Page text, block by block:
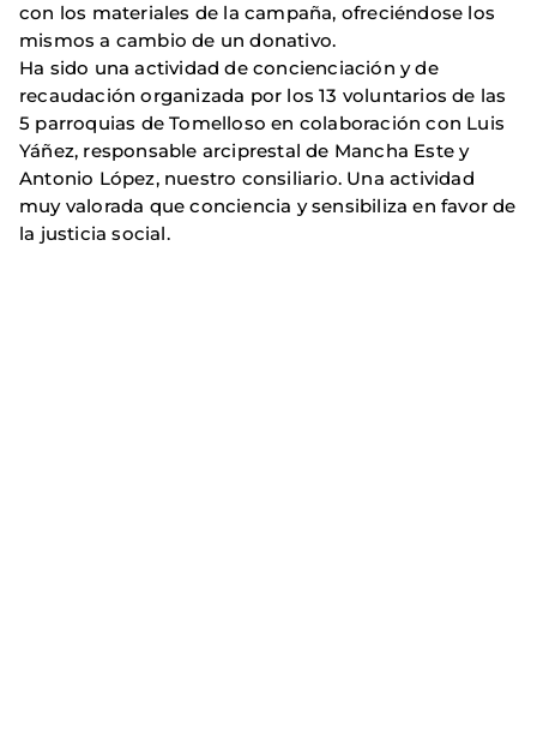
con los materiales de la campaña, ofreciéndose los
mismos a cambio de un donativo.
Ha sido una actividad de concienciación y de
recaudación organizada por los 13 voluntarios de las
5 parroquias de Tomelloso en colaboración con Luis
Yáñez, responsable arciprestal de Mancha Este y
Antonio López, nuestro consiliario. Una actividad
muy valorada que conciencia y sensibiliza en favor de
la justicia social.